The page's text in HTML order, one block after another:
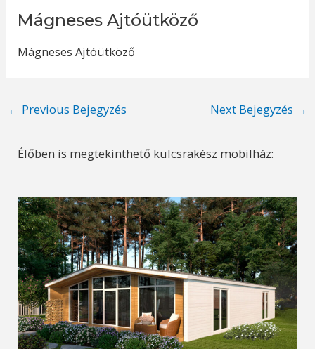
Mágneses Ajtóütköző
Mágneses Ajtóütköző
Post
← Previous Bejegyzés Next Bejegyzés →
Élőben is megtekinthető kulcsrakész mobilház: